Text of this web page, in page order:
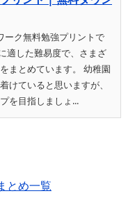
ーク無料勉強プリントで
適した難易度で、さまざ
まとめています。 幼稚園
けていると思いますが、
を目指しましょ...
とめ一覧